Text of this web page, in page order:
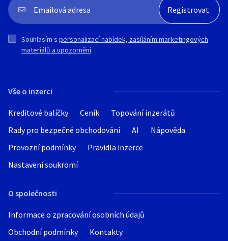
Zaslání přes Zásilkovnu možné při platbě
předem.
Vše o inzerci
Kreditové balíčky Ceník
Topování inzerátů
Rady pro bezpečné obchodování
AI
Nápověda
Provozní podmínky
Pravidla inzerce
Nastavení soukromí
O společnosti
Informace o zpracování osobních údajů
Obchodní podmínky
Kontakty
Souhlasím s personalizací nabídek, zasíláním marketingových
materiálů a upozornění.